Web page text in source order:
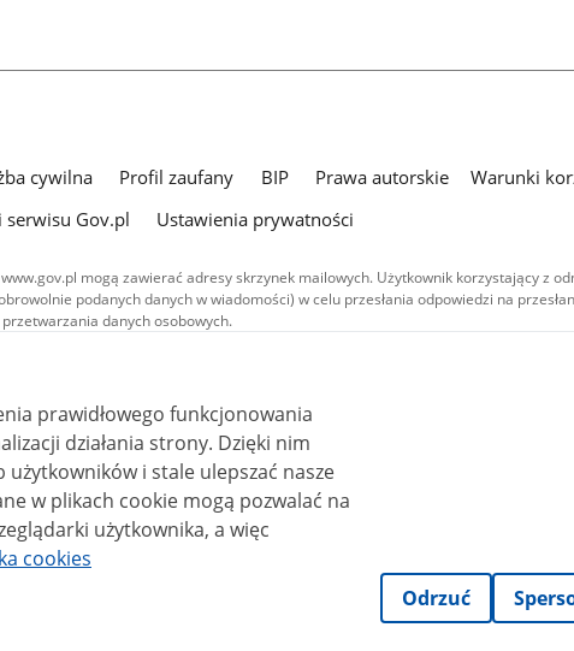
cywilna Profil zaufany BIP Prawa autorskie Warunki
serwisu Gov.pl
Ustawienia prywatności
mogą zawierać adresy skrzynek mailowych. Użytkownik korzystający z
podanych danych w wiadomości) w celu przesłania odpowiedzi na
danych osobowych.
publikowane w serwisie (z wyłączeniem treści audiowizualnych), są
licencji typu Creative Commons: uznanie autorstwa - na tych samych
(CC BY-SA 4.0). Materiały audiowizualne, w tym zdjęcia, materiały audio i wideo,
na licencji typu Creative Commons: uznanie autorstwa użycie niekomercyjne -
4.0 (CC BY-NC-ND 4.0), o ile nie jest to stwierdzone inaczej.
prawidłowego funkcjonowania
strony. Dzięki nim
i stale ulepszać nasze
użytkownika, a więc
cookies
Odrzuć